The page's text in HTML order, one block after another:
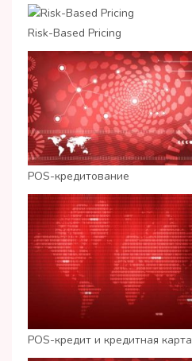
Risk-Based Pricing
POS-кредитование
POS-кредит и кредитная карта